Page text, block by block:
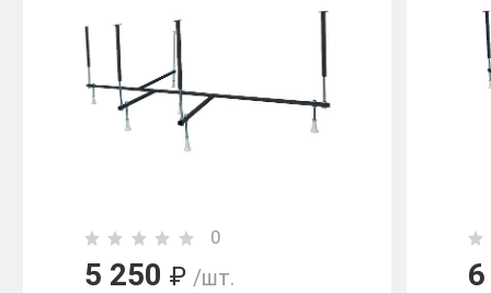
0
5 250 ₽ /шт.